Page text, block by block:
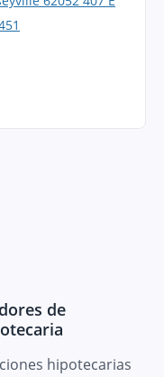
de
hipotecarias